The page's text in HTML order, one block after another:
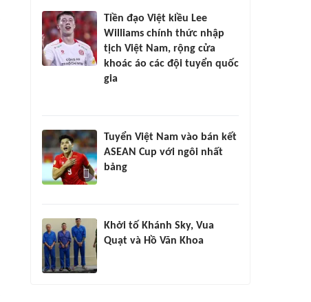
Tiền đạo Việt kiều Lee
Williams chính thức nhập
tịch Việt Nam, rộng cửa
khoác áo các đội tuyển quốc
gia
Tuyển Việt Nam vào bán kết
ASEAN Cup với ngôi nhất
bảng
Khởi tố Khánh Sky, Vua
Quạt và Hồ Văn Khoa